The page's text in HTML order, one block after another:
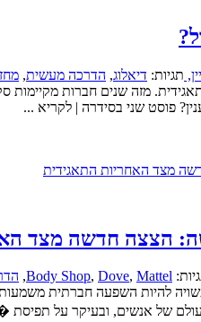
תגיות: דיאלוג, הדרכה מעשית,
מזה שנים חברות
פוסט שני בסידרה | לקריא ...
הצצה חדשה מצד
Body Shop, Dove, Mattel
,
של אנשים, ובעיקר על תפיסת